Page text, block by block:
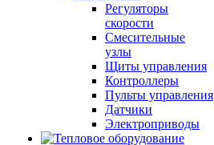
Регуляторы
скорости
Смесительные
узлы
Щиты управления
Контроллеры
Пульты управления
Датчики
Электроприводы